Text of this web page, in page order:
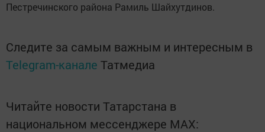
Пестречинского района Рамиль Шайхутдинов.
Следите за самым важным и интересным в
Telegram-канале Татмедиа
Читайте новости Татарстана в
национальном мессенджере MАХ: